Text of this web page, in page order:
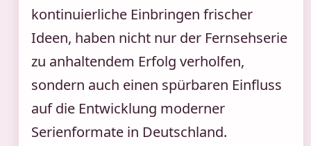
kontinuierliche Einbringen frischer
Ideen, haben nicht nur der Fernsehserie
zu anhaltendem Erfolg verholfen,
sondern auch einen spürbaren Einfluss
auf die Entwicklung moderner
Serienformate in Deutschland.